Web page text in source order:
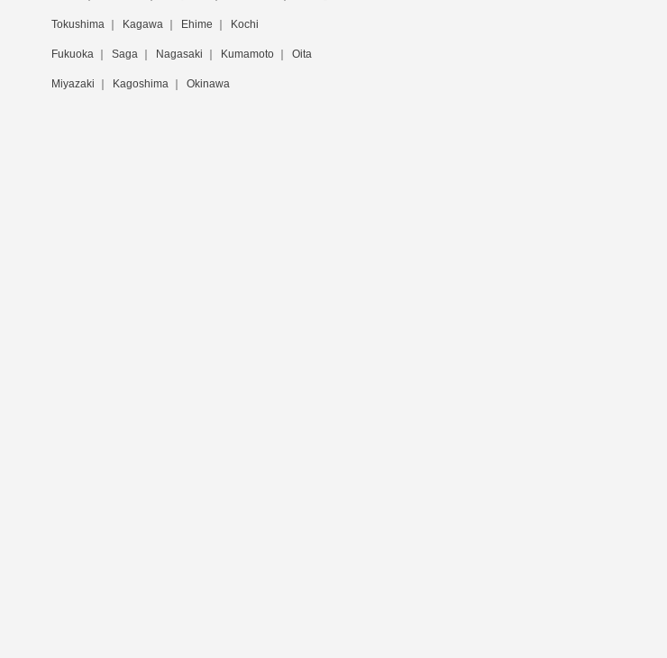
Tokushima Kagawa Ehime Kochi
Fukuoka Saga Nagasaki Kumamoto Oita
Miyazaki Kagoshima Okinawa